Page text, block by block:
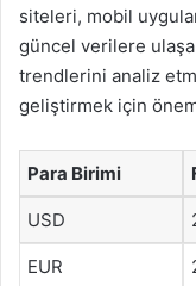
siteleri, mobil
güncel verilere
trendlerini analiz
geliştirmek için
Para Birimi
USD
EUR